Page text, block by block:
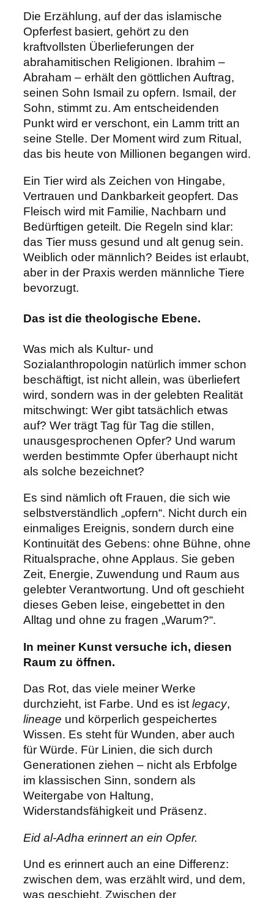
Die Erzählung, auf der das islamische
Opferfest basiert, gehört zu den
kraftvollsten Überlieferungen der
abrahamitischen Religionen. Ibrahim –
Abraham – erhält den göttlichen Auftrag,
seinen Sohn Ismail zu opfern. Ismail, der
Sohn, stimmt zu. Am entscheidenden
Punkt wird er verschont, ein Lamm tritt an
seine Stelle. Der Moment wird zum Ritual,
das bis heute von Millionen begangen wird.
Ein Tier wird als Zeichen von Hingabe,
Vertrauen und Dankbarkeit geopfert. Das
Fleisch wird mit Familie, Nachbarn und
Bedürftigen geteilt. Die Regeln sind klar:
das Tier muss gesund und alt genug sein.
Weiblich oder männlich? Beides ist erlaubt,
aber in der Praxis werden männliche Tiere
bevorzugt.
Das ist die theologische Ebene.
Was mich als Kultur- und
Sozialanthropologin natürlich immer schon
beschäftigt, ist nicht allein, was überliefert
wird, sondern was in der gelebten Realität
mitschwingt: Wer gibt tatsächlich etwas
auf? Wer trägt Tag für Tag die stillen,
unausgesprochenen Opfer? Und warum
werden bestimmte Opfer überhaupt nicht
als solche bezeichnet?
Es sind nämlich oft Frauen, die sich wie
selbstverständlich „opfern“. Nicht durch ein
einmaliges Ereignis, sondern durch eine
Kontinuität des Gebens: ohne Bühne, ohne
Ritualsprache, ohne Applaus. Sie geben
Zeit, Energie, Zuwendung und Raum aus
gelebter Verantwortung. Und oft geschieht
dieses Geben leise, eingebettet in den
Alltag und ohne zu fragen „Warum?“.
In meiner Kunst versuche ich, diesen
Raum zu öffnen.
Das Rot, das viele meiner Werke
durchzieht, ist Farbe. Und es istlegacy,
lineage und körperlich gespeichertes
Wissen. Es steht für Wunden, aber auch
für Würde. Für Linien, die sich durch
Generationen ziehen – nicht als Erbfolge
im klassischen Sinn, sondern als
Weitergabe von Haltung,
Widerstandsfähigkeit und Präsenz.
Eid al-Adha erinnert an ein Opfer.
Und es erinnert auch an eine Differenz:
zwischen dem, was erzählt wird, und dem,
was geschieht. Zwischen der